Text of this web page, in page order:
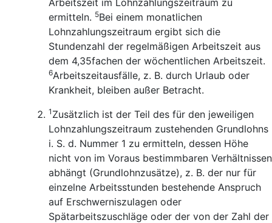
ermitteln. 5Bei einem monatlichen
Lohnzahlungszeitraum ergibt sich die
Stundenzahl der regelmäßigen Arbeitszeit aus
dem 4,35fachen der wöchentlichen Arbeitszeit.
6Arbeitszeitausfälle, z. B. durch Urlaub oder
Krankheit, bleiben außer Betracht.
1 Zusätzlich ist der Teil des für den jeweiligen
Lohnzahlungszeitraum zustehenden Grundlohns
i. S. d. Nummer 1 zu ermitteln, dessen Höhe
nicht von im Voraus bestimmbaren Verhältnissen
abhängt (Grundlohnzusätze), z. B. der nur für
einzelne Arbeitsstunden bestehende Anspruch
auf Erschwerniszulagen oder
Spätarbeitszuschläge oder der von der Zahl der